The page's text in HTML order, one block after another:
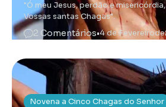
"Ó meu Jesus, perdão e
Vossas santas Chagas".
2 Comentários•4 de Fevereirode
Novena a Cinco Chagas do Senhor